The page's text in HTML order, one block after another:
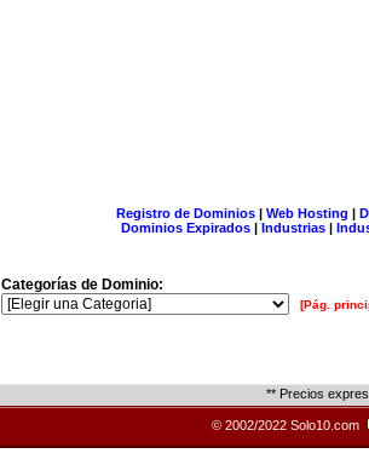
Registro de Dominios| Web Hosting |
Dominios Expirados | Industrias |
Categorías de Dominio:
[Pág.
** Precios
© 2002/2022 Solo10.com